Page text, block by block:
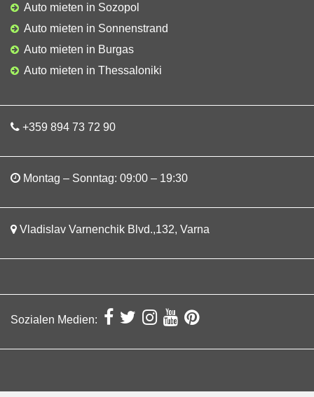
Auto mieten in Sozopol
Auto mieten in Sonnenstrand
Auto mieten in Burgas
Auto mieten in Thessaloniki
+359 894 73 72 90
Montag – Sonntag: 09:00 – 19:30
Vladislav Varnenchik Blvd.,132, Varna
Sozialen Medien: